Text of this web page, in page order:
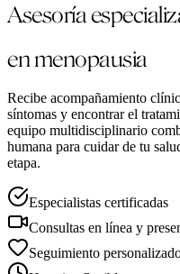
Asesoría
en menopausia
Recibe acompañamiento
síntomas y encontrar el
equipo multidisciplinario
humana para cuidar de tu
etapa.
Especialistas certificadas
Consultas en línea y
Seguimiento